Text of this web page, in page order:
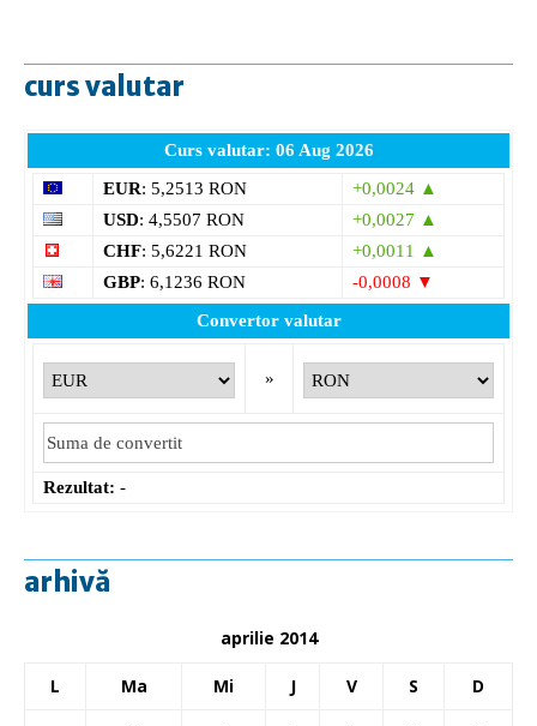
curs valutar
Curs valutar: 06 Aug 2026
EUR: 5,2513 RON
+0,0024 ▲
USD: 4,5507 RON
+0,0027 ▲
CHF: 5,6221 RON
+0,0011 ▲
GBP: 6,1236 RON
-0,0008 ▼
Convertor valutar
»
Rezultat: -
arhivă
aprilie 2014
L Ma Mi J V S D